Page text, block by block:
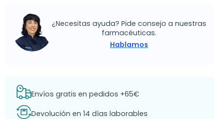
¿Necesitas ayuda? Pide consejo a nuestras
farmacéuticas.
Hablamos
Envíos gratis en pedidos +65€
Devolución en 14 días laborables